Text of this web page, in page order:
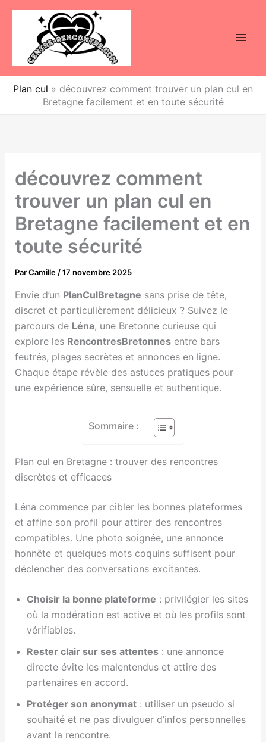
Aller
Plan cul » découvrez comment trouver un plan cul en
Bretagne facilement et en toute sécurité
découvrez comment
trouver un plan cul en
Bretagne facilement et en
toute sécurité
ParCamille /17 novembre 2025
Envie d’un PlanCulBretagne sans prise de tête,
discret et particulièrement délicieux ? Suivez le
parcours de Léna, une Bretonne curieuse qui
explore les RencontresBretonnesentre bars
feutrés, plages secrètes et annonces en ligne.
Chaque étape révèle des astuces pratiques pour
une expérience sûre, sensuelle et authentique.
Sommaire :
Plan cul en Bretagne : trouver des rencontres
discrètes et efficaces
Léna commence par cibler les bonnes plateformes
et affine son profil pour attirer des rencontres
compatibles. Une photo soignée, une annonce
honnête et quelques mots coquins suffisent pour
déclencher des conversations excitantes.
Choisir la bonne plateforme : privilégier les sites
où la modération est active et où les profils sont
vérifiables.
Rester clair sur ses attentes: une annonce
directe évite les malentendus et attire des
partenaires en accord.
Protéger son anonymat: utiliser un pseudo si
souhaité et ne pas divulguer d’infos personnelles
avant la rencontre.